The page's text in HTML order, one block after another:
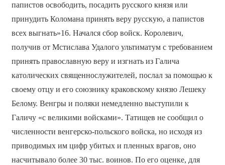
папистов освободить, посадить русского князя или
принудить Коломана принять веру русскую, а папистов
всех выгнать»16. Начался сбор войск. Королевич,
получив от Мстислава Удалого ультиматум с требованием
принять православную веру и изгнать из Галича
католических священнослужителей, послал за помощью к
своему отцу и его союзнику краковскому князю Лешеку
Белому. Венгры и поляки немедленно выступили к
Галичу «с великими войсками». Татищев не сообщил о
численности венгерско-польского войска, но исходя из
приводимых им цифр убитых и пленных врагов, оно
насчитывало более 30 тыс. воинов. По его оценке, для